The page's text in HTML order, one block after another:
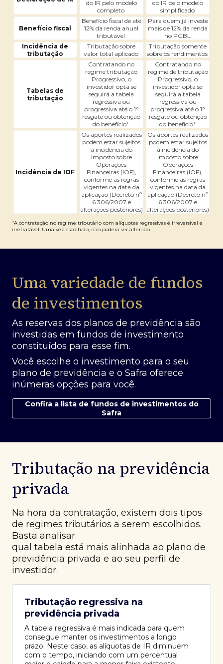
do IR pelo modelo
completo
do IR pelo modelo
simplificado
Benefício fiscal
Benefício fiscal de até
12% da renda anual
tributável
Para quem já investe
mais de 12% da renda
no PGBL
Incidência de
tributação
Tributação sobre
valor total aplicado
Tributação somente
sobre os rendimentos
Tabelas de
tributação
Contratando no
regime tributação
Progressivo, o
investidor opta se
seguirá a tabela
regressiva ou
progressiva até o 1°
resgate ou obtenção
do benefício¹
Contratando no
regime de tributação
Progressivo, o
investidor opta se
seguirá a tabela
regressiva ou
progressiva até o 1°
resgate ou obtenção
do benefício¹
Incidência de IOF
Os aportes realizados
podem estar sujeitos
à incidência do
Imposto sobre
Operações
Financeiras (IOF),
conforme as regras
vigentes na data da
aplicação (Decreto nº
6.306/2007 e
alterações posteriores)
Os aportes realizados
podem estar sujeitos
à incidência do
Imposto sobre
Operações
Financeiras (IOF),
conforme as regras
vigentes na data da
aplicação (Decreto nº
6.306/2007 e
alterações posteriores)
¹A contratação no regime tributário com alíquotas regressivas é irreversível e
irretratável. Uma vez escolhido, não poderá ser alterado.
Uma variedade de fundos
de investimentos
As reservas dos planos de previdência são
investidas em fundos de investimento
constituídos para esse fim.
Você escolhe o investimento para o seu
plano de previdência e o Safra oferece
inúmeras opções para você.
Confira a lista de fundos de investimentos do
Safra
Tributação na previdência
privada
Na hora da contratação, existem dois tipos
de regimes tributários a serem escolhidos.
Basta analisar
qual tabela está mais alinhada ao plano de
previdência privada e ao seu perfil de
investidor.
Tributação regressiva na
previdência privada
A tabela regressiva é mais indicada para quem
consegue manter os investimentos a longo
prazo. Neste caso, as alíquotas de IR diminuem
com o tempo, iniciando com um percentual